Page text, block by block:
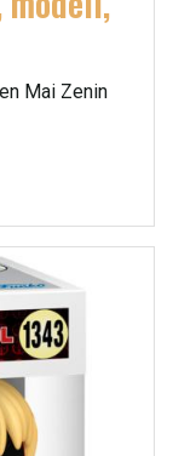
Mai Zenin